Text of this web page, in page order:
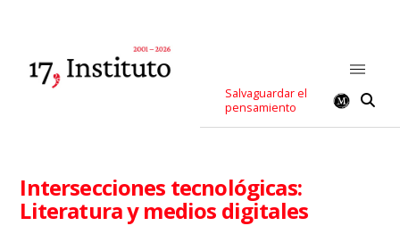
Salvaguardar el
pensamiento
Intersecciones tecnológicas:
Literatura y medios digitales